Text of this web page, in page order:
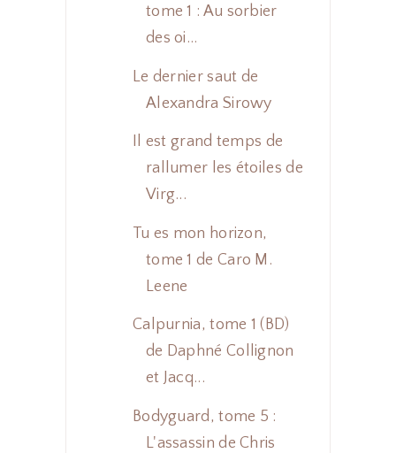
tome 1 : Au sorbier
des oi...
Le dernier saut de
Alexandra Sirowy
Il est grand temps de
rallumer les étoiles de
Virg...
Tu es mon horizon,
tome 1 de Caro M.
Leene
Calpurnia, tome 1 (BD)
de Daphné Collignon
et Jacq...
Bodyguard, tome 5 :
L'assassin de Chris